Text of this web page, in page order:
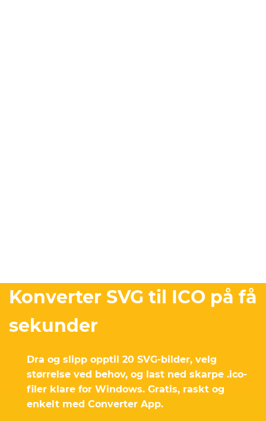
Konverter SVG til ICO på få
sekunder
Dra og slipp opptil 20 SVG-bilder, velg
størrelse ved behov, og last ned skarpe .ico-
filer klare for Windows. Gratis, raskt og
enkelt med Converter App.